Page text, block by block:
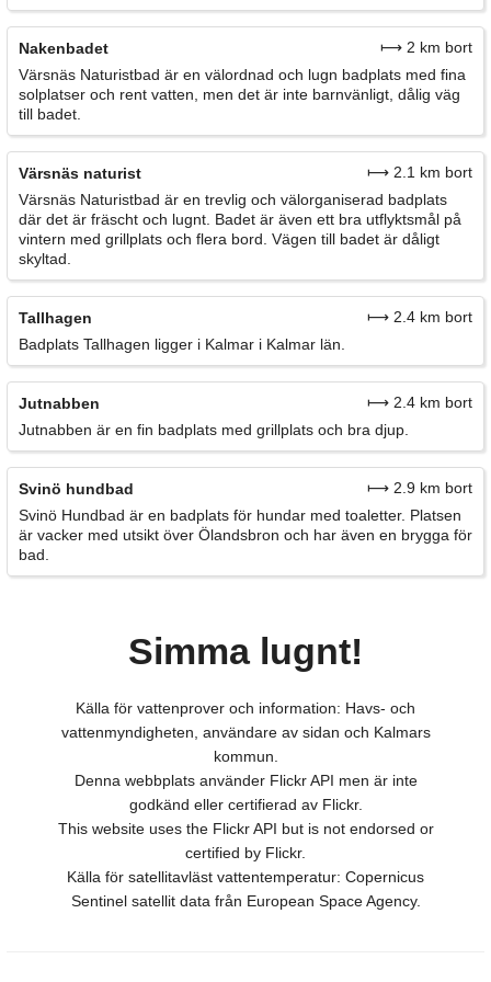
Nakenbadet
⟼ 2 km bort
Värsnäs Naturistbad är en välordnad och lugn badplats med fina
solplatser och rent vatten, men det är inte barnvänligt, dålig väg
till badet.
Värsnäs naturist
⟼ 2.1 km bort
Värsnäs Naturistbad är en trevlig och välorganiserad badplats
där det är fräscht och lugnt. Badet är även ett bra utflyktsmål på
vintern med grillplats och flera bord. Vägen till badet är dåligt
skyltad.
Tallhagen
⟼ 2.4 km bort
Badplats Tallhagen ligger i Kalmar i Kalmar län.
Jutnabben
⟼ 2.4 km bort
Jutnabben är en fin badplats med grillplats och bra djup.
Svinö hundbad
⟼ 2.9 km bort
Svinö Hundbad är en badplats för hundar med toaletter. Platsen
är vacker med utsikt över Ölandsbron och har även en brygga för
bad.
Simma lugnt!
Källa för vattenprover och information: Havs- och
vattenmyndigheten, användare av sidan och Kalmars
kommun.
Denna webbplats använder Flickr API men är inte
godkänd eller certifierad av Flickr.
This website uses the Flickr API but is not endorsed or
certified by Flickr.
Källa för satellitavläst vattentemperatur: Copernicus
Sentinel satellit data från European Space Agency.